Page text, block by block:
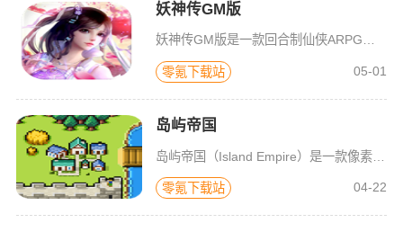
妖神传GM版
妖神传GM版是一款回合制仙侠ARPG游戏，游戏画风可爱Q萌，建模也非常精致。虽是一款回合制游戏，但是在游戏局外，玩家可以自由的在辽阔的地图内玩耍探索，3D全景视角，不放过每一个风景。更有可爱的骑宠供玩
零氪下载站 05-01
岛屿帝国
岛屿帝国（Island Empire）是一款像素风策略战争手游。游戏采用清新可爱的像素卡通画风，融入经营、塔防和冒险闯关等多样玩法，从视觉到内容都极具吸引力。玩家将从一座小岛开始，通过收集资源、召集伙
零氪下载站 04-22